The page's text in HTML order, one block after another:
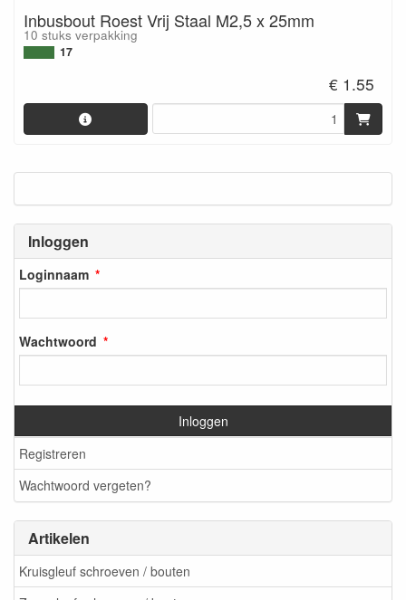
Inloggen
Loginnaam
Wachtwoord
Inloggen
Registreren
Wachtwoord vergeten?
Artikelen
Kruisgleuf schroeven / bouten
Inbusbout Roest Vrij Staal M2,5 x 25mm
10 stuks verpakking
17
€ 1.55